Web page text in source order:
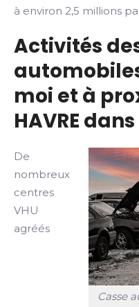
à environ 2,5 millions
Activités
moi et à
HAVRE
Casse
De
nombreux
centres
VHU
agréés